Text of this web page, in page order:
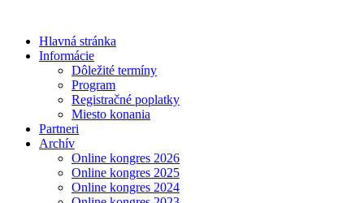
obsah
Hlavná stránka
Informácie
Dôležité termíny
Program
Registračné poplatky
Miesto konania
Partneri
Archív
Online kongres 2026
Online kongres 2025
Online kongres 2024